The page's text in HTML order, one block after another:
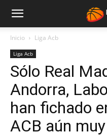
Inicio Liga Acb
Liga Acb
Sólo Real
Andorra,
han fichado
ACB aún